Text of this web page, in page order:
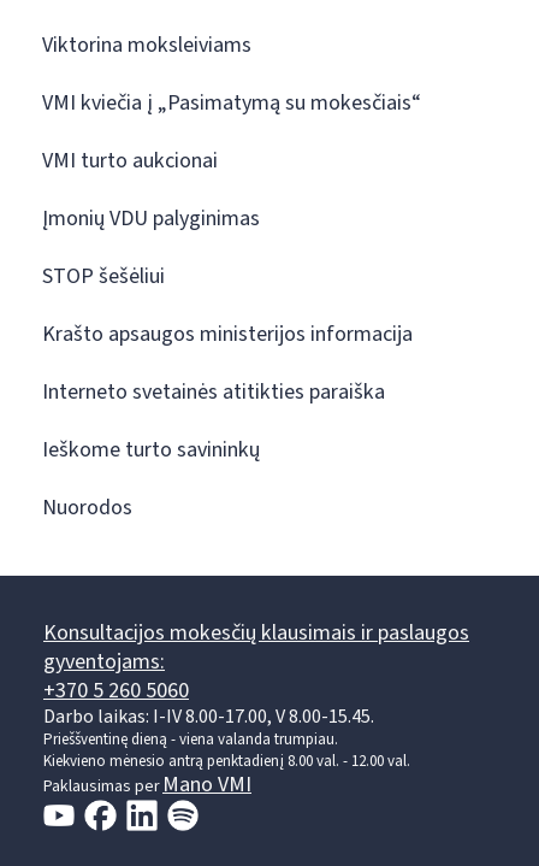
Viktorina moksleiviams
VMI kviečia į „Pasimatymą su mokesčiais“
VMI turto aukcionai
Įmonių VDU palyginimas
STOP šešėliui
Krašto apsaugos ministerijos informacija
Interneto svetainės atitikties paraiška
Ieškome turto savininkų
Nuorodos
Konsultacijos mokesčių klausimais ir paslaugos
gyventojams:
+370 5 260 5060
Darbo laikas: I-IV 8.00-17.00, V 8.00-15.45.
Prieššventinę dieną - viena valanda trumpiau.
Kiekvieno mėnesio antrą penktadienį 8.00 val. - 12.00 val.
Paklausimas perMano VMI